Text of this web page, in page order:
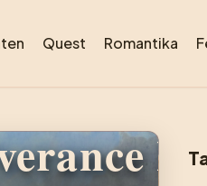
Quest Romantika
II